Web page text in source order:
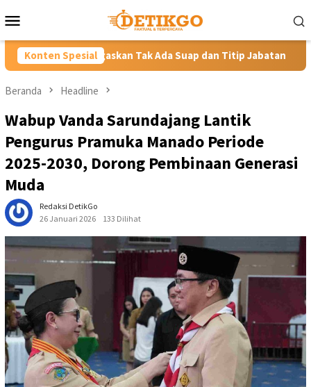
ke
Mobile
Konten Spesial
Tak Ada Suap dan Titip Jabatan Gubernur YSK
Beranda Headline
Wabup Vanda Sarundajang Lantik
Pengurus Pramuka Manado Periode
2025-2030, Dorong Pembinaan Generasi
Muda
Redaksi DetikGo
26 Januari 2026
133 Dilihat